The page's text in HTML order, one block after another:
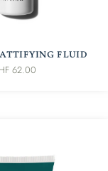
FLUID
62.00